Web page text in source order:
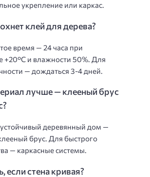
укрепление или каркас.
клей для дерева?
время — 24 часа при
+20°C и влажности 50%. Для
— дождаться 3-4 дней.
лучше — клееный брус
деревянный дом —
брус. Для быстрого
— каркасные системы.
если стена кривая?